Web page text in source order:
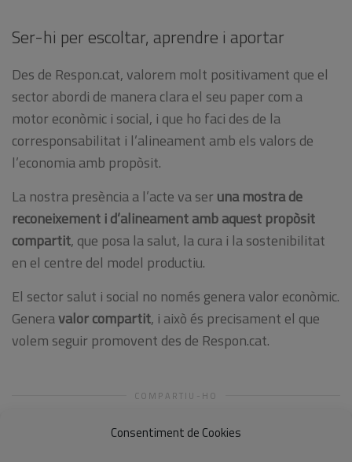
Consentiment de Cookies
Ser-hi per escoltar, aprendre i aportar
Des de Respon.cat, valorem molt positivament que el
sector abordi de manera clara el seu paper com a
motor econòmic i social, i que ho faci des de la
corresponsabilitat i l’alineament amb els valors de
l’economia amb propòsit.
La nostra presència a l’acte va seruna mostra de
reconeixement i d’alineament amb aquest propòsit
compartit, que posa la salut, la cura i la sostenibilitat
en el centre del model productiu.
El sector salut i social no només genera valor econòmic.
Generavalor compartit, i això és precisament el que
volem seguir promovent des de Respon.cat.
COMPARTIU-HO